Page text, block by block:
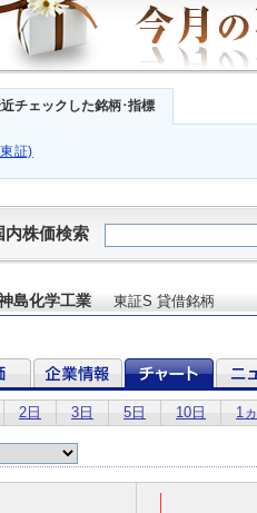
チェックした銘柄･指標
証)